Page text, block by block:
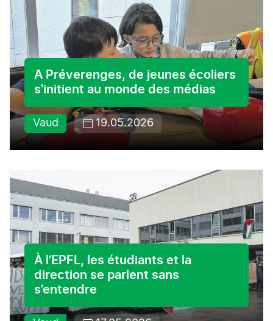
A Préverenges, de jeunes écoliers
s'initient au monde des médias
Vaud 19.05.2026
À l’EPFL, les étudiants et la
direction se parlent sans
s’entendre